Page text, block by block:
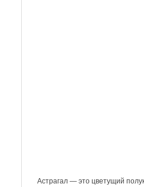
Астрагал — это цветущий